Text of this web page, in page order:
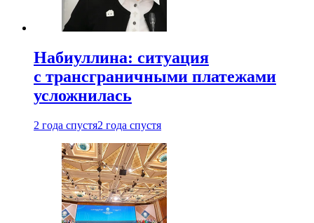
Набиуллина: ситуация
с трансграничными платежами
усложнилась
2 года спустя2 года спустя